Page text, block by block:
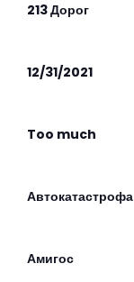
213 Дорог
12/31/2021
Too much
Автокатастрофа
Амигос